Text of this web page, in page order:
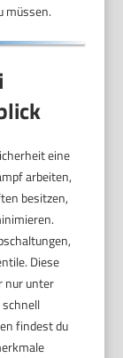
müssen.
eine
arbeiten,
besitzen,
Diese
nur unter
findest du